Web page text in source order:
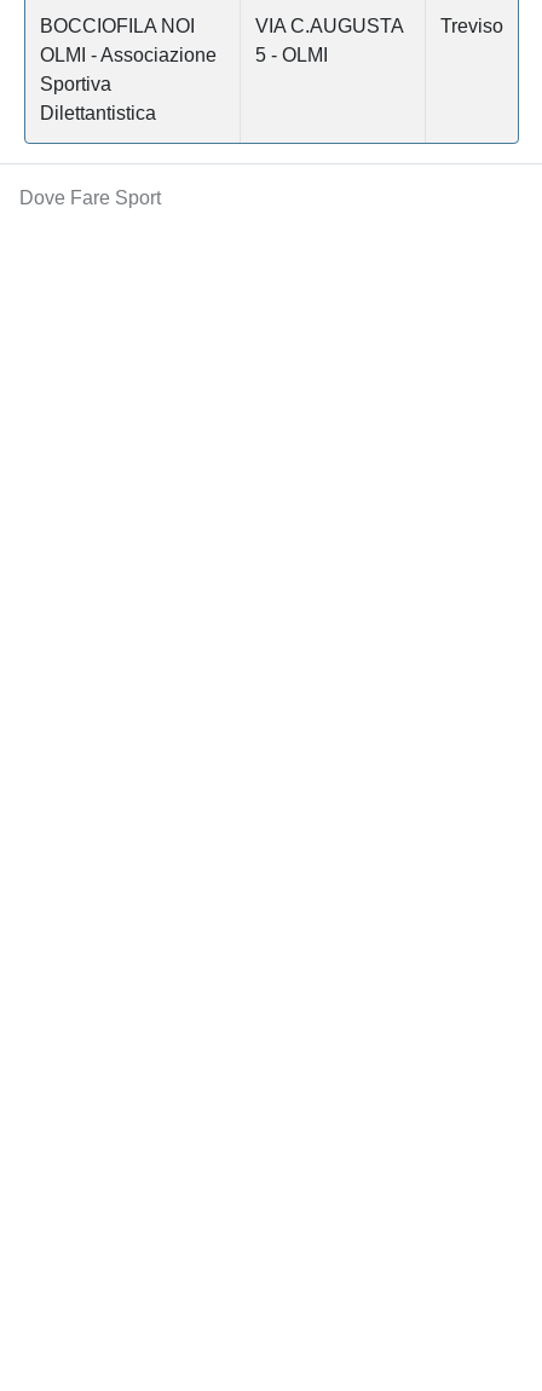
BOCCIOFILA NOI
OLMI - Associazione
Sportiva
Dilettantistica
VIA C.AUGUSTA
5 - OLMI
Treviso
Dove Fare Sport